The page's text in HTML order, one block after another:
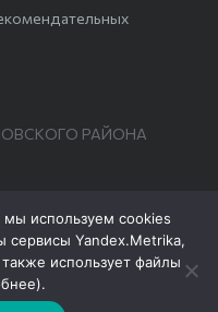
РАЙОНА
мы используем cookies
сервисы Yandex.Metrika,
использует файлы
).